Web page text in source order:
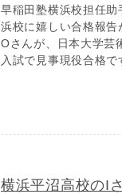
早稲田塾横浜校担任
浜校に嬉しい合格報
Oさんが、日本大学芸
入試で見事現役合格で
横浜平沼高校のI